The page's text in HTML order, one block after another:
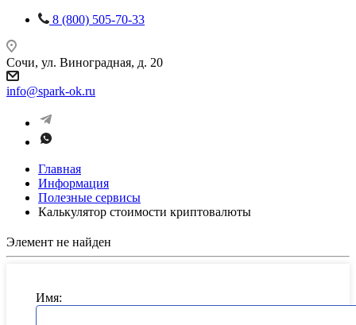
8 (800) 505-70-33
Сочи, ул. Виноградная, д. 20
info@spark-ok.ru
Главная
Информация
Полезные сервисы
Калькулятор стоимости криптовалюты
Элемент не найден
Имя: